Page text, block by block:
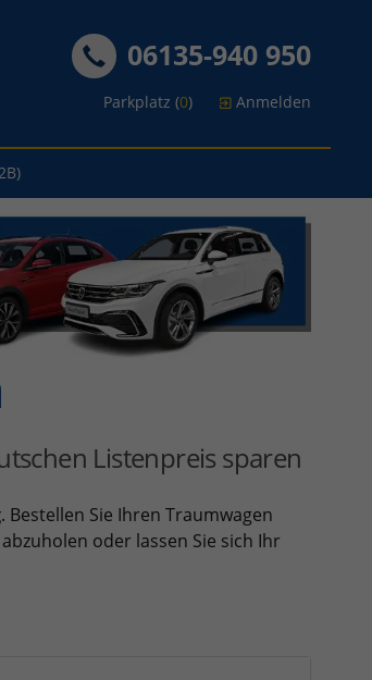
06135-940 950
Parkplatz (0) Anmelden
Listenpreis sparen
. Bestellen Sie Ihren Traumwagen
oder lassen Sie sich Ihr